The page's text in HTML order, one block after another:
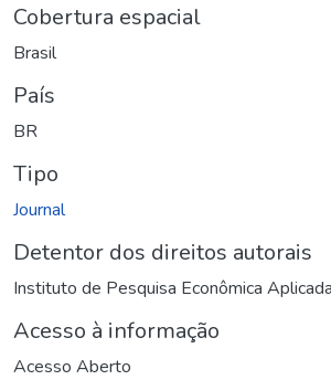
Cobertura espacial
Brasil
País
BR
Tipo
Journal
Detentor dos direitos autorais
Instituto de Pesquisa Econômica
Acesso à informação
Acesso Aberto